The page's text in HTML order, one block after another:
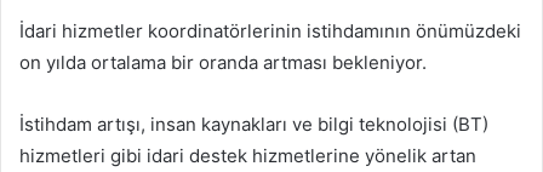
İdari hizmetler koordinatörlerinin istihdamının önümüzdeki
on yılda ortalama bir oranda artması bekleniyor.
İstihdam artışı, insan kaynakları ve bilgi teknolojisi (BT)
hizmetleri gibi idari destek hizmetlerine yönelik artan